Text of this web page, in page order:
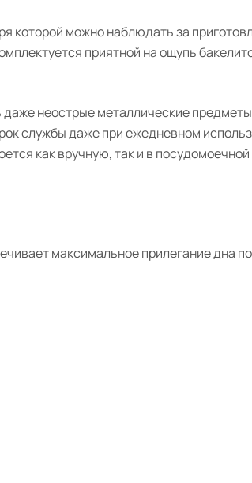
которой можно наблюдать за
приятной на ощупь
неострые металлические
службы даже при ежедневном
как вручную, так и в
максимальное прилегание дна